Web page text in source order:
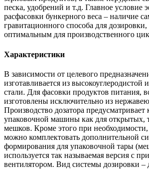
песка, удобрений и т.д. Главное условие
расфасовки бункерного веса – наличие
гравитационного способа для
оптимальным для производственного
Характеристики
В зависимости от целевого
изготавливается из
стали. Для фасовки продуктов питания,
изготовлены исключительно из
Производство дозатора
упаковочной машины как для открытых,
мешков. Кроме этого при
можно комплектовать дополнительной
формирования для упаковочной тары
используется так называемая версия с
вентилятором. Вид системы дозировки –